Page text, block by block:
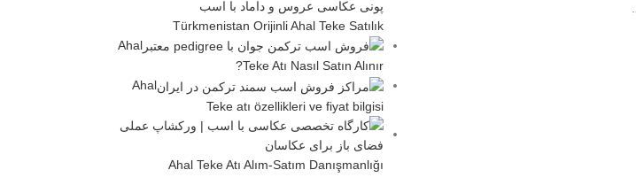
Türkmenistan Orijinli Ahal Teke Satılık
Ahal
Teke Atı Nasıl Satın Alınır?
Ahal
Teke atı özellikleri ve fiyat bilgisi
Ahal Teke Atı Alım-Satım Danışmanlığı